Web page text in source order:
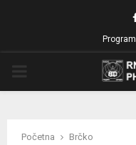
Program
Početna
Brčko